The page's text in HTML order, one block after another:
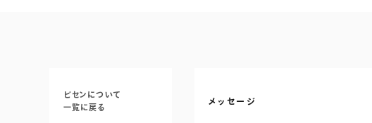
ビセンについて
一覧に戻る
メッセージ